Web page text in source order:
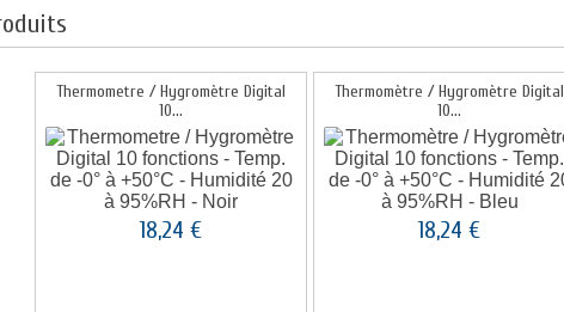
Thermometre / Hygromètre Digital
10...
18,24 €
Thermomètre / Hygromètre Digital
10...
18,24 €